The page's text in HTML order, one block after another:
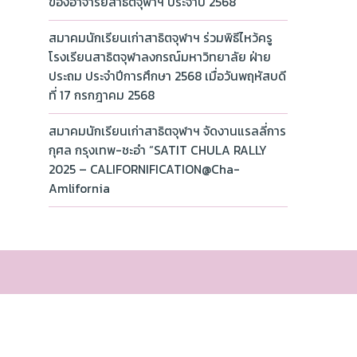
สมาคมนักเรียนเก่าสาธิตจุฬาฯ ร่วมพิธีไหว้ครู
โรงเรียนสาธิตจุฬาลงกรณ์มหาวิทยาลัย ฝ่าย
ประถม ประจำปีการศึกษา 2568 เมื่อวันพฤหัสบดี
ที่ 17 กรกฎาคม 2568
สมาคมนักเรียนเก่าสาธิตจุฬาฯ จัดงานแรลลี่การ
กุศล กรุงเทพ-ชะอำ “SATIT CHULA RALLY
2025 – CALIFORNIFICATION@Cha-
Amlifornia